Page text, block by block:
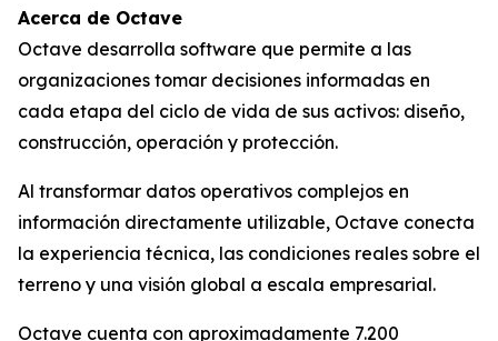
Acerca de Octave
Octave desarrolla software que permite a las
organizaciones tomar decisiones informadas en
cada etapa del ciclo de vida de sus activos: diseño,
construcción, operación y protección.
Al transformar datos operativos complejos en
información directamente utilizable, Octave conecta
la experiencia técnica, las condiciones reales sobre el
terreno y una visión global a escala empresarial.
Octave cuenta con aproximadamente 7.200